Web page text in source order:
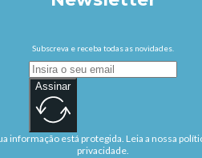
Subscreva e receba todas as novidades.
Assinar
informação está protegida. Leia a nossa
privacidade.